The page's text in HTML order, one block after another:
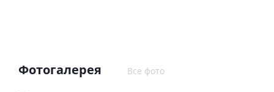
Фотогалерея Все фото